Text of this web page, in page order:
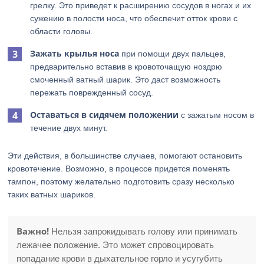
грелку. Это приведет к расширению сосудов в ногах и их
сужению в полости носа, что обеспечит отток крови с
области головы.
Зажать крылья носа при помощи двух пальцев,
предварительно вставив в кровоточащую ноздрю
смоченный ватный шарик. Это даст возможность
пережать поврежденный сосуд.
Оставаться в сидячем положении с зажатым носом в
течение двух минут.
Эти действия, в большинстве случаев, помогают остановить
кровотечение. Возможно, в процессе придется поменять
тампон, поэтому желательно подготовить сразу несколько
таких ватных шариков.
Важно! Нельзя запрокидывать голову или принимать
лежачее положение. Это может спровоцировать
попадание крови в дыхательное горло и усугубить